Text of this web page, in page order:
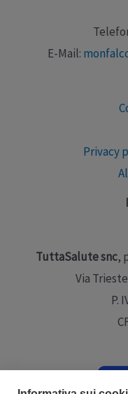
E-Mail:
Privacy
TuttaSalute snc,
Via
P.